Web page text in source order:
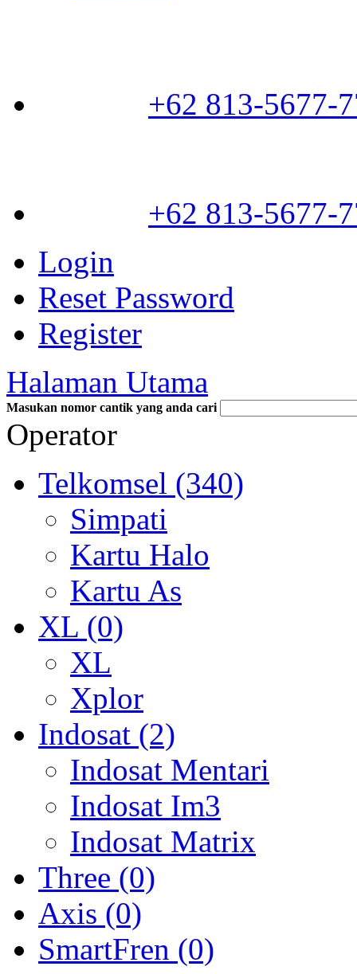
+62 813-5677-
+62 813-5677-
Login
Reset Password
Register
Halaman Utama
Masukan nomor cantik yang anda cari
Operator
Telkomsel (340)
Simpati
Kartu Halo
Kartu As
XL (0)
XL
Xplor
Indosat (2)
Indosat Mentari
Indosat Im3
Indosat Matrix
Three (0)
Axis (0)
SmartFren (0)